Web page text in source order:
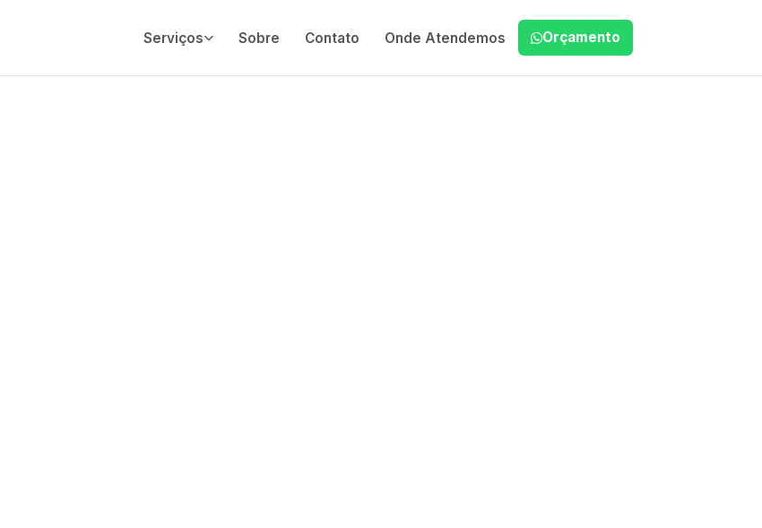
Serviços Sobre Contato Onde Atendemos Orçamento